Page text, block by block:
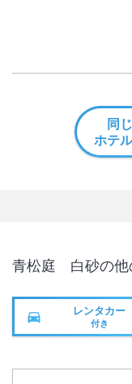
同
ホテ
青松庭 白砂の他
レンタカー
付き